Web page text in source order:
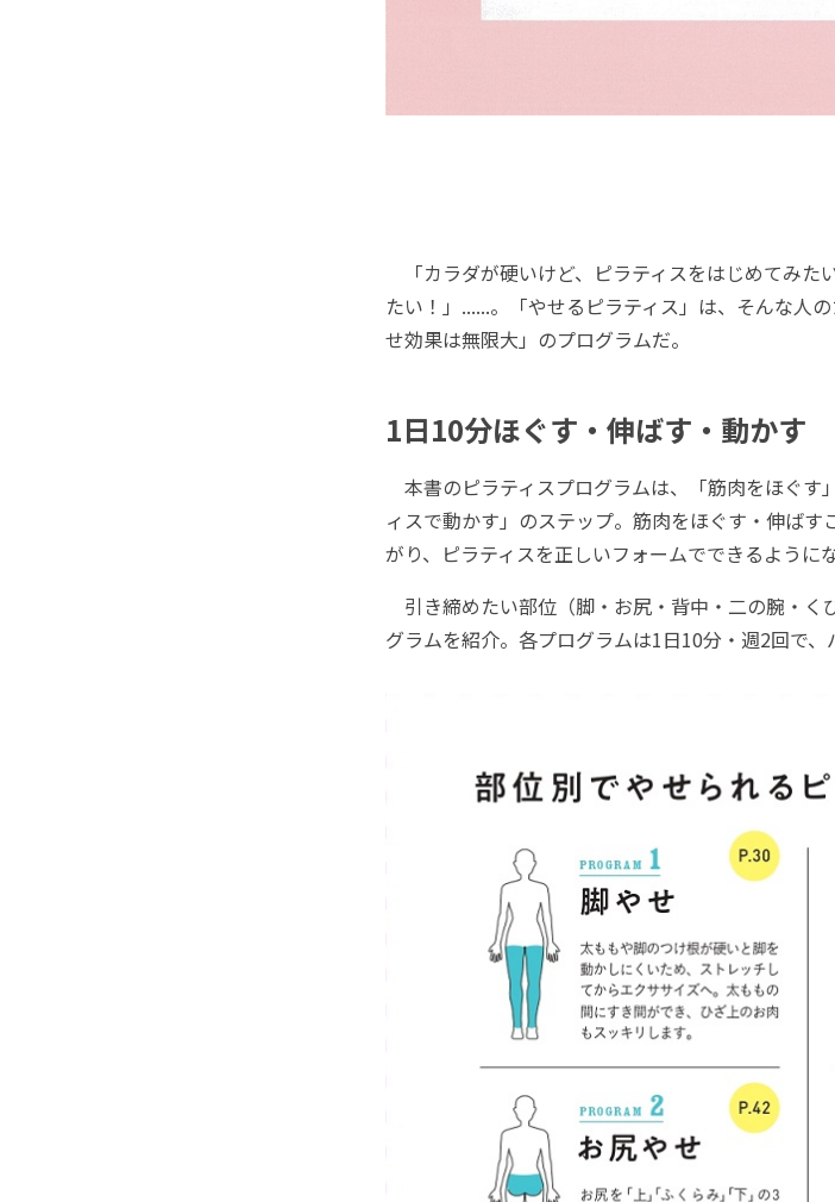
「カラダが硬いけど、ピラティスをはじめてみた
たい！」......。「やせるピラティス」は、そんな人
せ効果は無限大」のプログラムだ。
1日10分ほぐす・伸ばす・動かす
本書のピラティスプログラムは、「筋肉をほぐ
ィスで動かす」のステップ。筋肉をほぐす・伸ば
がり、ピラティスを正しいフォームでできるようにな
引き締めたい部位（脚・お尻・背中・二の腕・く
グラムを紹介。各プログラムは1日10分・週2回で